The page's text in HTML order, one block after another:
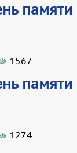
1567
1274